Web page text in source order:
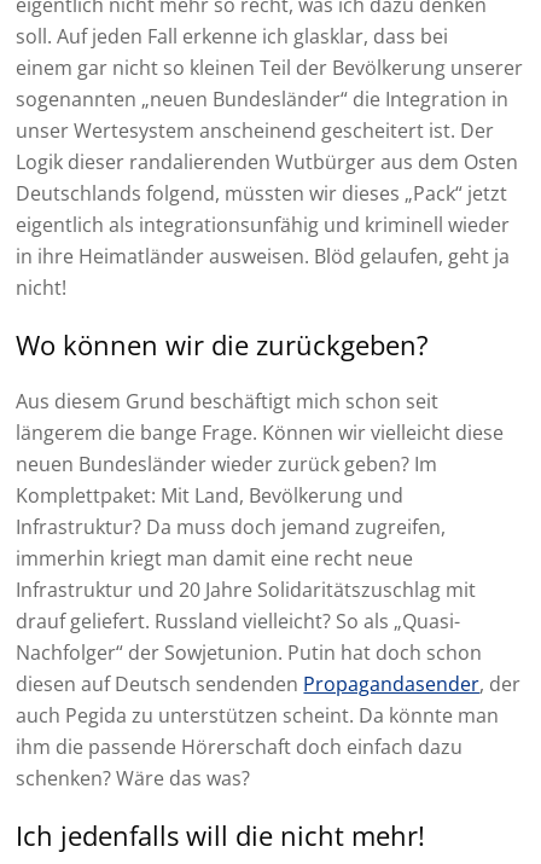
soll. Auf jeden Fall erkenne ich glasklar, dass bei
einem gar nicht so kleinen Teil der Bevölkerung unserer
sogenannten „neuen Bundesländer“ die Integration in
unser Wertesystem anscheinend gescheitert ist. Der
Logik dieser randalierenden Wutbürger aus dem Osten
Deutschlands folgend, müssten wir dieses „Pack“ jetzt
eigentlich als integrationsunfähig und kriminell wieder
in ihre Heimatländer ausweisen. Blöd gelaufen, geht ja
nicht!
Wo können wir die zurückgeben?
Aus diesem Grund beschäftigt mich schon seit
längerem die bange Frage. Können wir vielleicht diese
neuen Bundesländer wieder zurück geben? Im
Komplettpaket: Mit Land, Bevölkerung und
Infrastruktur? Da muss doch jemand zugreifen,
immerhin kriegt man damit eine recht neue
Infrastruktur und 20 Jahre Solidaritätszuschlag mit
drauf geliefert. Russland vielleicht? So als „Quasi-
Nachfolger“ der Sowjetunion. Putin hat doch schon
diesen auf Deutsch sendenden Propagandasender, der
auch Pegida zu unterstützen scheint. Da könnte man
ihm die passende Hörerschaft doch einfach dazu
schenken? Wäre das was?
Ich jedenfalls will die nicht mehr!